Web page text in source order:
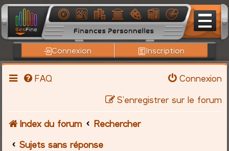
Connexion Inscription
FAQ
Connexion
S’enregistrer sur le forum
Index du forum
Rechercher
Sujets sans réponse